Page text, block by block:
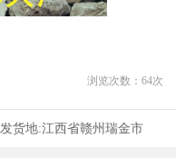
浏览次数： 64次
发货地:江西省赣州瑞金市